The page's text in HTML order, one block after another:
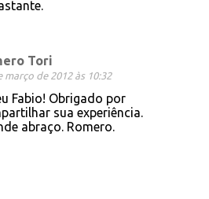
Tori
março de 2012 às 10:32
Fabio! Obrigado por
sua experiência.
abraço. Romero.